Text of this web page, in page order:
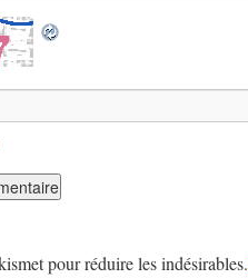
pour réduire les indésirables.